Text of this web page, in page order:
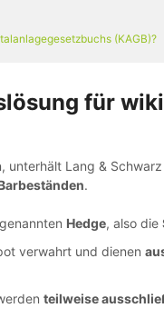
(KAGB)?
für
unterhält Lang &
.
Hedge, also die
verwahrt und dienen
teilweise